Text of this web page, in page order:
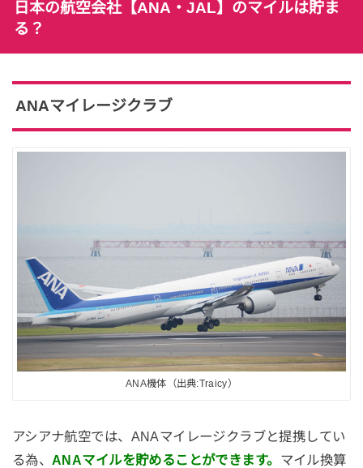
日本の航空会社【ANA・JAL】のマイルは貯ま
る？
ANAマイレージクラブ
ANA機体（出典:Traicy）
アシアナ航空では、ANAマイレージクラブと提携してい
る為、ANAマイルを貯めることができます。 マイル換算